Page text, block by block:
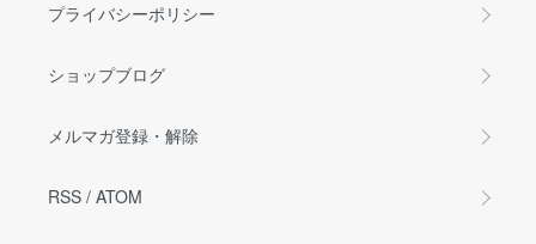
プライバシーポリシー
ショップブログ
メルマガ登録・解除
RSS / ATOM